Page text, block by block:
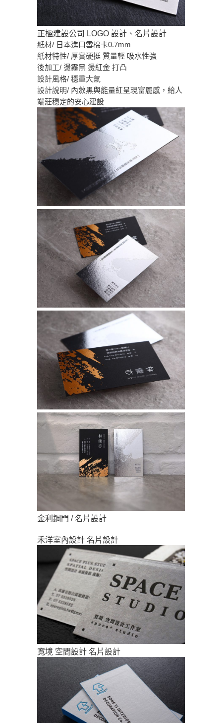
正楹建設公司 LOGO 設計、名片設計
紙材/ 日本進口雪棉卡0.7mm
紙材特性/ 厚實硬挺 質量輕 吸水性強
後加工/ 燙霧黑 燙紅金 打凸
設計風格/ 穩重大氣
設計說明/ 內斂黑與能量紅呈現富麗感，給人
端莊穩定的安心建設
金利鋼門 / 名片設計
禾洋室內設計 名片設計
寬境 空間設計 名片設計